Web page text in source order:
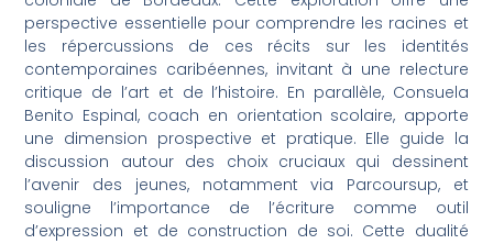
perspective essentielle pour comprendre les racines et
les répercussions de ces récits sur les identités
contemporaines caribéennes, invitant à une relecture
critique de l’art et de l’histoire. En parallèle, Consuela
Benito Espinal, coach en orientation scolaire, apporte
une dimension prospective et pratique. Elle guide la
discussion autour des choix cruciaux qui dessinent
l’avenir des jeunes, notamment via Parcoursup, et
souligne l’importance de l’écriture comme outil
d’expression et de construction de soi. Cette dualité